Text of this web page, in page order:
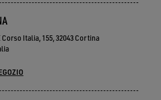
Corso Italia, 155, 32043 Cortina